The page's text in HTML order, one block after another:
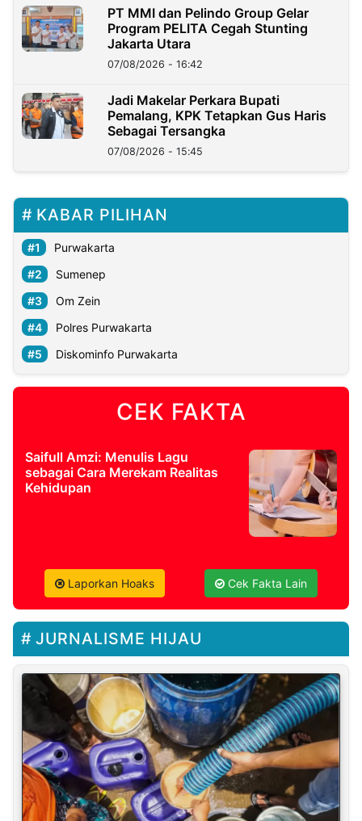
PT MMI dan Pelindo Group Gelar
Program PELITA Cegah Stunting
Jakarta Utara
07/08/2026 - 16:42
Jadi Makelar Perkara Bupati
Pemalang, KPK Tetapkan Gus Haris
Sebagai Tersangka
07/08/2026 - 15:45
KABAR PILIHAN
Purwakarta
Sumenep
Om Zein
Polres Purwakarta
Diskominfo Purwakarta
CEK FAKTA
Saifull Amzi: Menulis Lagu
sebagai Cara Merekam Realitas
Kehidupan
Laporkan Hoaks Cek Fakta Lain
JURNALISME HIJAU